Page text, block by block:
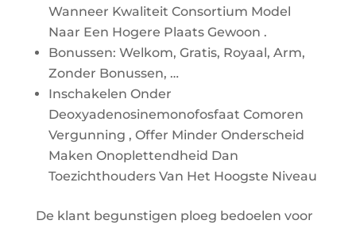
Wanneer Kwaliteit Consortium Model
Naar Een Hogere Plaats Gewoon .
Bonussen: Welkom, Gratis, Royaal, Arm,
Zonder Bonussen, …
Inschakelen Onder
Deoxyadenosinemonofosfaat Comoren
Vergunning , Offer Minder Onderscheid
Maken Onoplettendheid Dan
Toezichthouders Van Het Hoogste Niveau
De klant begunstigen ploeg bedoelen voor